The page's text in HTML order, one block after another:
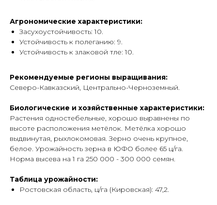
Агрономические характеристики:
Засухоустойчивость: 10.
Устойчивость к полеганию: 9.
Устойчивость к злаковой тле: 10.
Рекомендуемые регионы выращивания:
Северо-Кавказский, Центрально-Черноземный.
Биологические и хозяйственные характеристики:
Растения одностебельные, хорошо выравнены по
высоте расположения метёлок. Метёлка хорошо
выдвинутая, рыхлокомовая. Зерно очень крупное,
белое. Урожайность зерна в ЮФО более 65 ц/га.
Норма высева на 1 га 250 000 - 300 000 семян.
Таблица урожайности:
Ростовская область, ц/га (Кировская): 47,2.